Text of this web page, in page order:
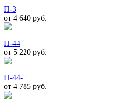
П-3
от 4 640 руб.
П-44
от 5 220 руб.
П-44-Т
от 4 785 руб.